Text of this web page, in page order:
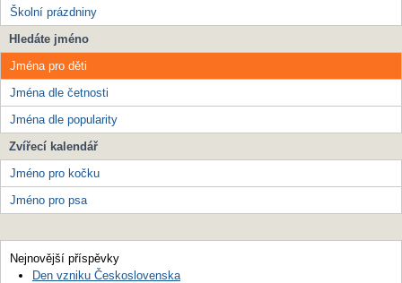
Školní prázdniny
Hledáte jméno
Jména pro děti
Jména dle četnosti
Jména dle popularity
Zvířecí kalendář
Jméno pro kočku
Jméno pro psa
Nejnovější příspěvky
Den vzniku Československa